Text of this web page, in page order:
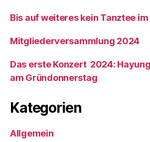
Bis auf weiteres kein Tanztee
Mitgliederversammlung 2024
Das erste Konzert 2024:
am Gründonnerstag
Kategorien
Allgemein